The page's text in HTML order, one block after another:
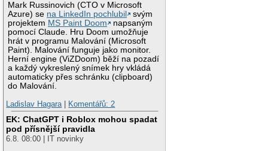
Mark Russinovich (CTO v Microsoft
Azure) se na LinkedIn pochlubil
svým
projektem MS Paint Doom
napsaným
pomocí Claude. Hru Doom umožňuje
hrát v programu Malování (Microsoft
Paint). Malování funguje jako monitor.
Herní engine (ViZDoom) běží na pozadí
a každý vykreslený snímek hry vkládá
automaticky přes schránku (clipboard)
do Malování.
Ladislav Hagara
Komentářů: 2
EK: ChatGPT i Roblox mohou spadat
pod přísnější pravidla
6.8. 08:00 | IT novinky